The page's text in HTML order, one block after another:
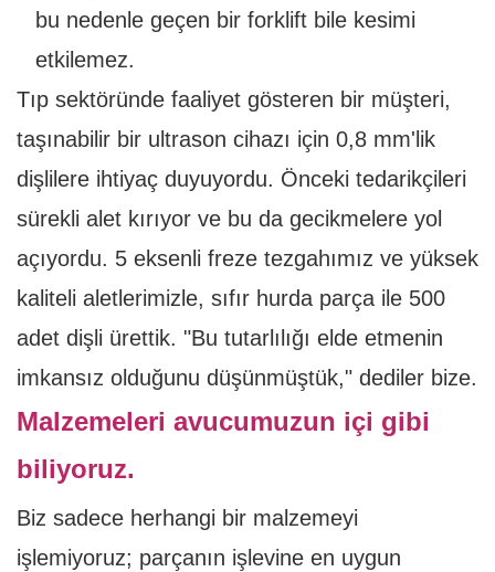
bu nedenle geçen bir forklift bile kesimi
etkilemez.
Tıp sektöründe faaliyet gösteren bir müşteri,
taşınabilir bir ultrason cihazı için 0,8 mm'lik
dişlilere ihtiyaç duyuyordu. Önceki tedarikçileri
sürekli alet kırıyor ve bu da gecikmelere yol
açıyordu. 5 eksenli freze tezgahımız ve yüksek
kaliteli aletlerimizle, sıfır hurda parça ile 500
adet dişli ürettik. "Bu tutarlılığı elde etmenin
imkansız olduğunu düşünmüştük," dediler bize.
Malzemeleri avucumuzun içi gibi
biliyoruz.
Biz sadece herhangi bir malzemeyi
işlemiyoruz; parçanın işlevine en uygun